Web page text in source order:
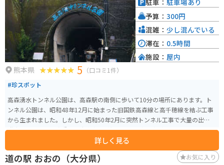
熊本県 5 （口コミ1件）
#珍スポット
高森湧水トンネル公園は、高森駅の南側に歩いて10分の場所にあります。ト
ンネル公園は、昭和48年12月に始まった旧国鉄高森線と高千穂線を結ぶ工事
から生まれました。しかし、昭和50年2月に突然トンネル工事で大量の出水が
発生し、その後も度重なる出水事故が起こり、工事は中断となりました。そ
の結果、今は高森町の貴重な水源地となっています。トンネルの長さは2,055
メートルで、毎分32トンの湧水量があります。 トンネル内には、歩道が整備
されており、掘り残された岩盤から流れる水源や、不思議な動きをする仕掛
詳しく見る
駐車： 駐車場あり
予算： 300円
混雑： 少し混んでいる
滞在： 0.5時間
施設： 屋内
道の駅 おおの（大分県） お気に入り